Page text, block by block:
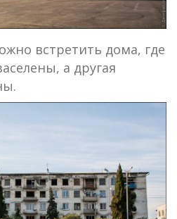
встретить дома, где
а другая